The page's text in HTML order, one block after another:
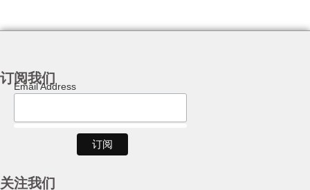
订阅我们
Email Address
关注我们